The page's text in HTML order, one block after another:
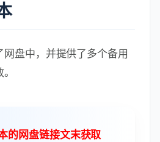
盘中，并提供了多个备用
的网盘链接文末获取